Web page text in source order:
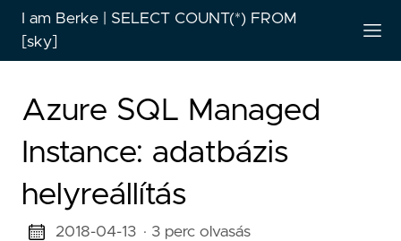
I am Berke | SELECT COUNT(*) FROM
[sky]
Azure SQL Managed
Instance: adatbázis
helyreállítás
2018-04-13 · 3 perc olvasás